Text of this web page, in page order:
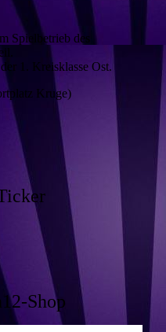
Spielbetrieb des
1. Kreisklasse Ost.
Kruge)
Shop